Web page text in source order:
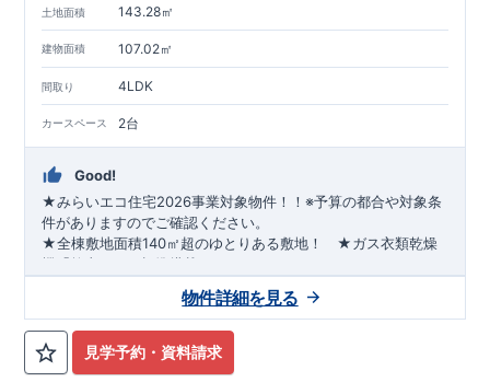
土地面積 143.28㎡
建物面積 107.02㎡
間取り 4LDK
カースペース 2台
Good!
★みらいエコ住宅2026事業対象物件！！※予算の都合や対象条
件がありますのでご確認ください。
★全棟敷地面積140㎡超のゆとりある敷地！ ★ガス衣類乾燥
機「乾太くん」標準搭載！
ワンランク上の仕様を採用♪
い！！ 見学予約・資料請求
物件詳細を見る